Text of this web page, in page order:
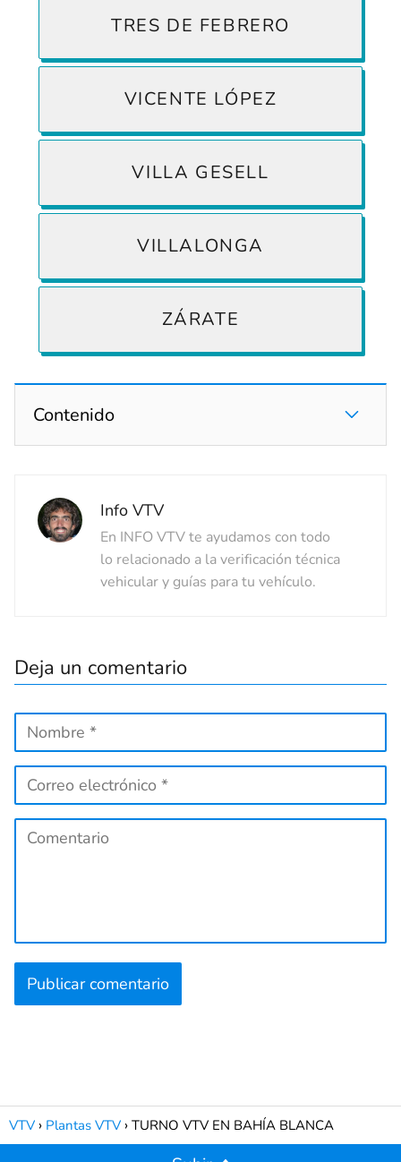
TRES DE FEBRERO
VICENTE LÓPEZ
VILLA GESELL
VILLALONGA
ZÁRATE
Contenido
Info VTV
En INFO VTV te ayudamos con todo
lo relacionado a la verificación técnica
vehicular y guías para tu vehículo.
Deja un comentario
VTV Plantas VTV TURNO VTV EN BAHÍA BLANCA